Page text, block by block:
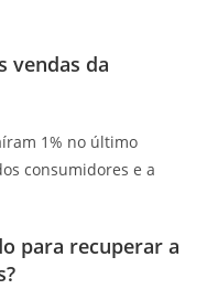
vendas da
1% no último
consumidores e a
para recuperar a